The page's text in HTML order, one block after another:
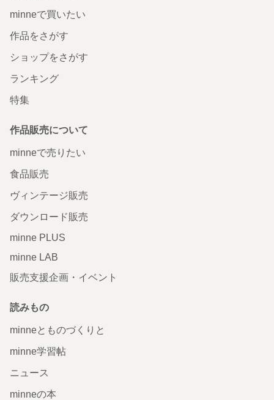
minneで買いたい
作品をさがす
ショップをさがす
ランキング
特集
作品販売について
minneで売りたい
食品販売
ヴィンテージ販売
ダウンロード販売
minne PLUS
minne LAB
販売支援企画・イベント
読みもの
minneとものづくりと
minne学習帖
ニュース
minneの本